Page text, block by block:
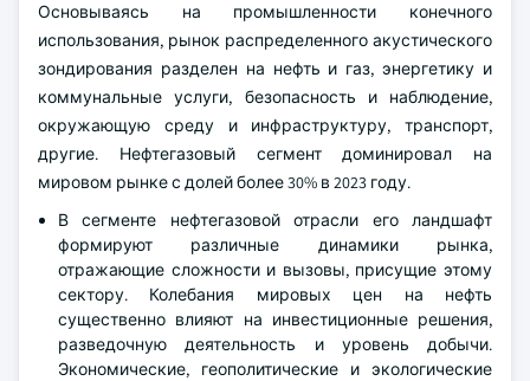
Основываясь на промышленности конечного
использования, рынок распределенного акустического
зондирования разделен на нефть и газ, энергетику и
коммунальные услуги, безопасность и наблюдение,
окружающую среду и инфраструктуру, транспорт,
другие. Нефтегазовый сегмент доминировал на
мировом рынке с долей более 30% в 2023 году.
В сегменте нефтегазовой отрасли его ландшафт
формируют различные динамики рынка,
отражающие сложности и вызовы, присущие этому
сектору. Колебания мировых цен на нефть
существенно влияют на инвестиционные решения,
разведочную деятельность и уровень добычи.
Экономические, геополитические и экологические